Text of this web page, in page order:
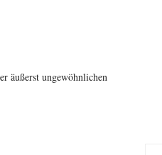
äußerst ungewöhnlichen